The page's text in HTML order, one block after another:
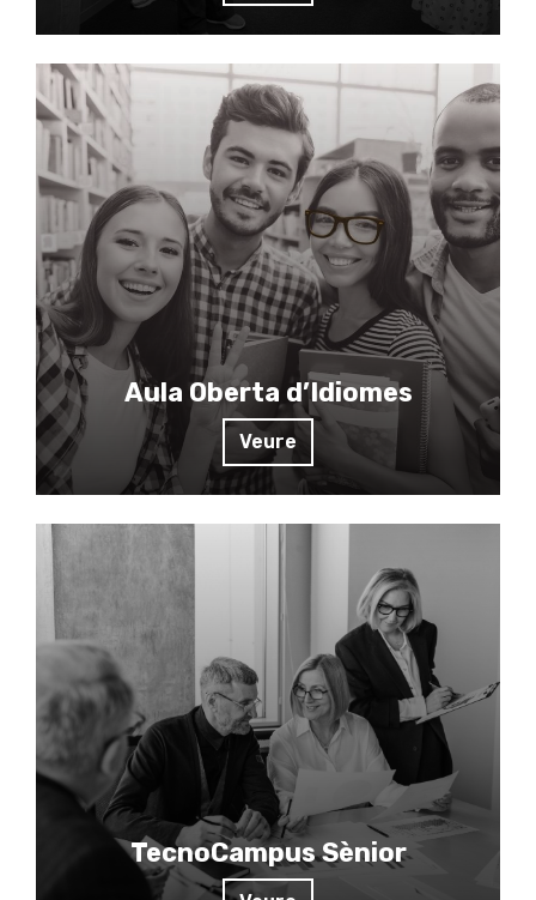
Aula Oberta d’Idiomes
Veure
TecnoCampus Sènior